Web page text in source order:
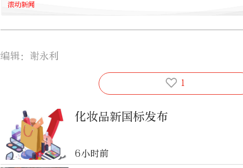
滚动新闻
编辑：谢永利
1
化妆品新国标发布
6小时前